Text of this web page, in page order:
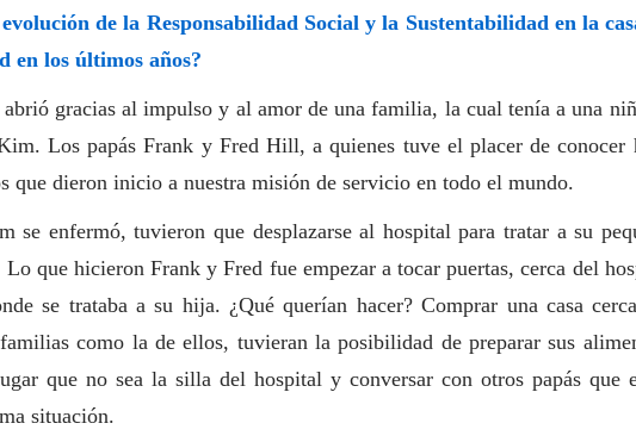
de la Responsabilidad Socialy la Sustentabilidad en la
en los últimos años?
abrió gracias al impulso y al amor de una familia, la cual tenía a una
Los papás Frank y Fred Hill, a quienes tuve el placer de conocer
que dieron inicio a nuestra misión de servicio en todo el mundo.
se enfermó, tuvieron que desplazarse al hospital para tratar a su
que hicieron Frank y Fred fue empezar a tocar puertas, cerca del
se trataba a su hija. ¿Qué querían hacer? Comprar una casa
como la de ellos, tuvieran la posibilidad de preparar sus
que no sea la silla del hospital y conversar con otros papás que
situación.